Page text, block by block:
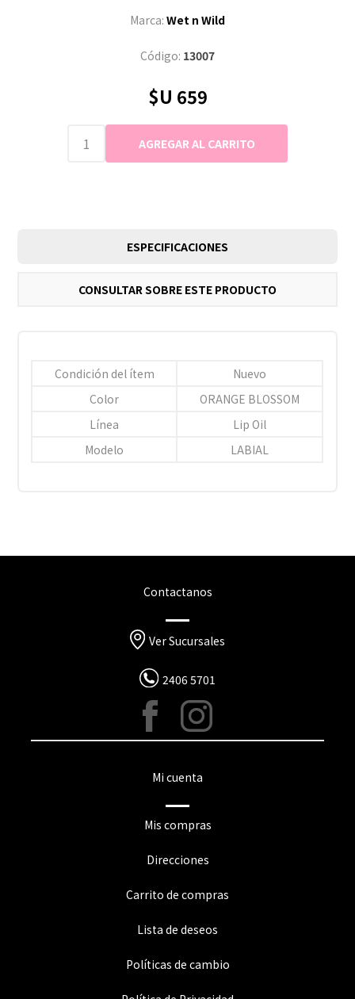
Marca: Wet n Wild
Código: 13007
$U 659
ESPECIFICACIONES
CONSULTAR SOBRE ESTE PRODUCTO
Condición del ítem
Nuevo
Color
ORANGE BLOSSOM
Línea
Lip Oil
Modelo
LABIAL
Contactanos
Ver Sucursales
2406 5701
Mi cuenta
Mis compras
Direcciones
Carrito de compras
Lista de deseos
Políticas de cambio